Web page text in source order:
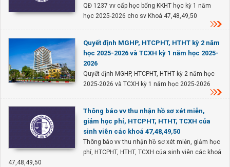
QĐ 1237 vv cấp học bổng KKHT học kỳ 1 năm
học 2025-2026 cho sv Khoá 47,48,49,50
Quyết định MGHP, HTCPHT, HTHT kỳ 2 năm
học 2025-2026 và TCXH kỳ 1 năm học 2025-
2026
Quyết định MGHP, HTCPHT, HTHT kỳ 2 năm học
2025-2026 và TCXH kỳ 1 năm học 2025-2026
Thông báo vv thu nhận hồ sơ xét miễn,
giảm học phí, HTCPHT, HTHT, TCXH của
sinh viên các khoá 47,48,49,50
Thông báo vv thu nhận hồ sơ xét miễn, giảm học
phí, HTCPHT, HTHT, TCXH của sinh viên các khoá
47,48,49,50